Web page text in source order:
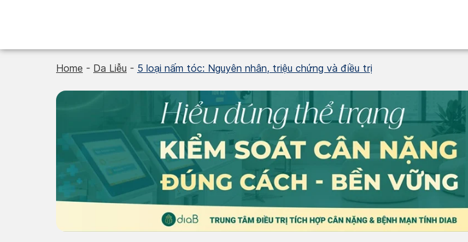
Home - Da Liễu - 5 loại nấm tóc: Nguyên nhân, triệu chứng và điều trị